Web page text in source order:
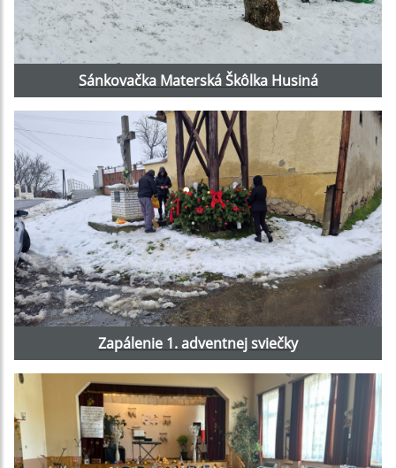
Sánkovačka Materská Škôlka Husiná
Zapálenie 1. adventnej sviečky